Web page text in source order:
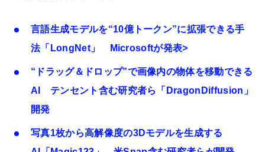
言語生成モデルを“10億トークン”に拡張できる手
法「LongNet」 Microsoftが発表>
“ドラッグ＆ドロップ”で画像内の物体を移動できる
AI テンセント含む研究者ら「DragonDiffusion」
開発
写真1枚から高解像度の3Dモデルを生成する